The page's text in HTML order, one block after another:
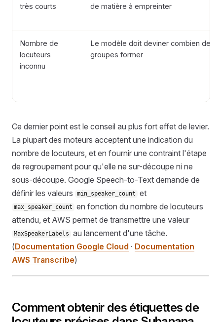
très courts
de matière à empreinter
Nombre de
locuteurs
inconnu
Le modèle doit deviner combien de
groupes former
Ce dernier point est le conseil au plus fort effet de levier.
La plupart des moteurs acceptent une indication du
nombre de locuteurs, et en fournir une contraint l'étape
de regroupement pour qu'elle ne sur-découpe ni ne
sous-découpe. Google Speech-to-Text demande de
définir les valeurs
min_speaker_count et
max_speaker_count
en fonction du nombre de locuteurs
attendu, et AWS permet de transmettre une valeur
MaxSpeakerLabels
au lancement d'une tâche.
(Documentation Google Cloud · Documentation
AWS Transcribe)
Comment obtenir des étiquettes de